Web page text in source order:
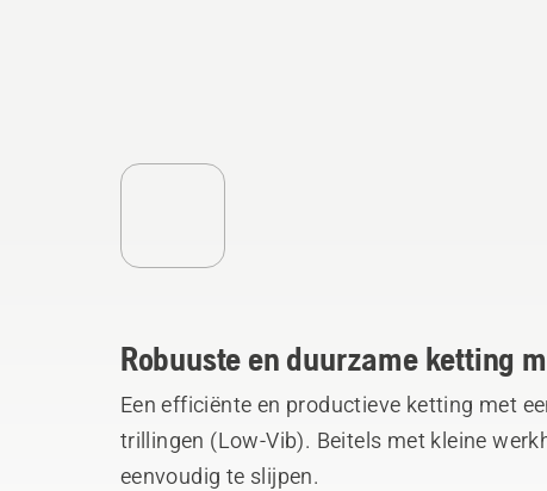
Robuuste en duurzame ketting
Een efficiënte en productieve ketting met
trillingen (Low-Vib). Beitels met kleine
eenvoudig te slijpen.